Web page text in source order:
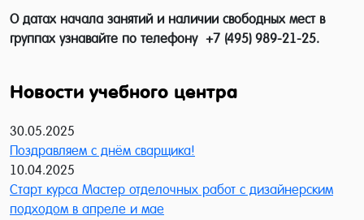
О датах начала занятий и наличии свободных мест в
группах узнавайте по телефону +7 (495) 989-21-25.
Новости учебного центра
30.05.2025
Поздравляем с днём сварщика!
10.04.2025
Старт курса Мастер отделочных работ с дизайнерским
подходом в апреле и мае